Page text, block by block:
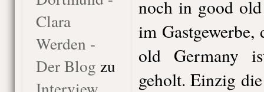
Clara
Werden -
Der Blog zu
noch in good
im
old Germany
geholt. Einzig